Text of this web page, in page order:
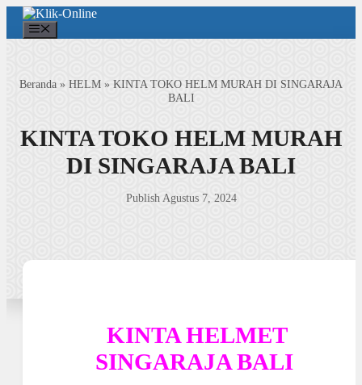
Langsung
isi
Beranda » HELM » KINTA TOKO HELM MURAH DI SINGARAJA
BALI
KINTA TOKO HELM MURAH
DI SINGARAJA BALI
Publish Agustus 7, 2024
KINTA HELMET
SINGARAJA BALI